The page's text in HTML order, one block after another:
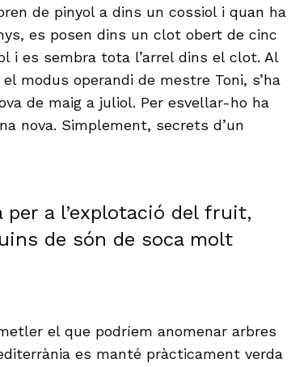
de pinyol a dins un cossiol i quan ha
es posen dins un clot obert de cinc
i es sembra tota l’arrel dins el clot. Al
modus operandi de mestre Toni, s’ha
de maig a juliol. Per esvellar-ho ha
nova. Simplement, secrets d’un
a l’explotació del fruit,
de són de soca molt
el que podríem anomenar arbres
es manté pràcticament verda